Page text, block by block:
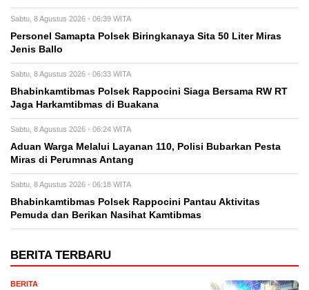
Sabtu, 8 Agustus 2026 - 06:39 WITA
Personel Samapta Polsek Biringkanaya Sita 50 Liter Miras
Jenis Ballo
Sabtu, 8 Agustus 2026 - 06:33 WITA
Bhabinkamtibmas Polsek Rappocini Siaga Bersama RW RT
Jaga Harkamtibmas di Buakana
Sabtu, 8 Agustus 2026 - 06:24 WITA
Aduan Warga Melalui Layanan 110, Polisi Bubarkan Pesta
Miras di Perumnas Antang
Sabtu, 8 Agustus 2026 - 06:18 WITA
Bhabinkamtibmas Polsek Rappocini Pantau Aktivitas
Pemuda dan Berikan Nasihat Kamtibmas
BERITA TERBARU
BERITA